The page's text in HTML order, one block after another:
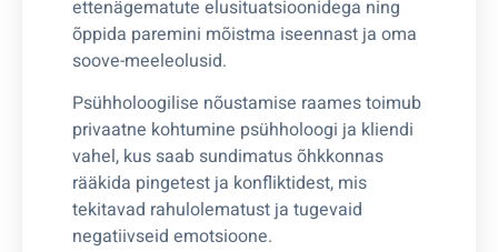
ettenägematute elusituatsioonidega ning
õppida paremini mõistma iseennast ja oma
soove-meeleolusid.
Psühholoogilise nõustamise raames toimub
privaatne kohtumine psühholoogi ja kliendi
vahel, kus saab sundimatus õhkkonnas
rääkida pingetest ja konfliktidest, mis
tekitavad rahulolematust ja tugevaid
negatiivseid emotsioone.